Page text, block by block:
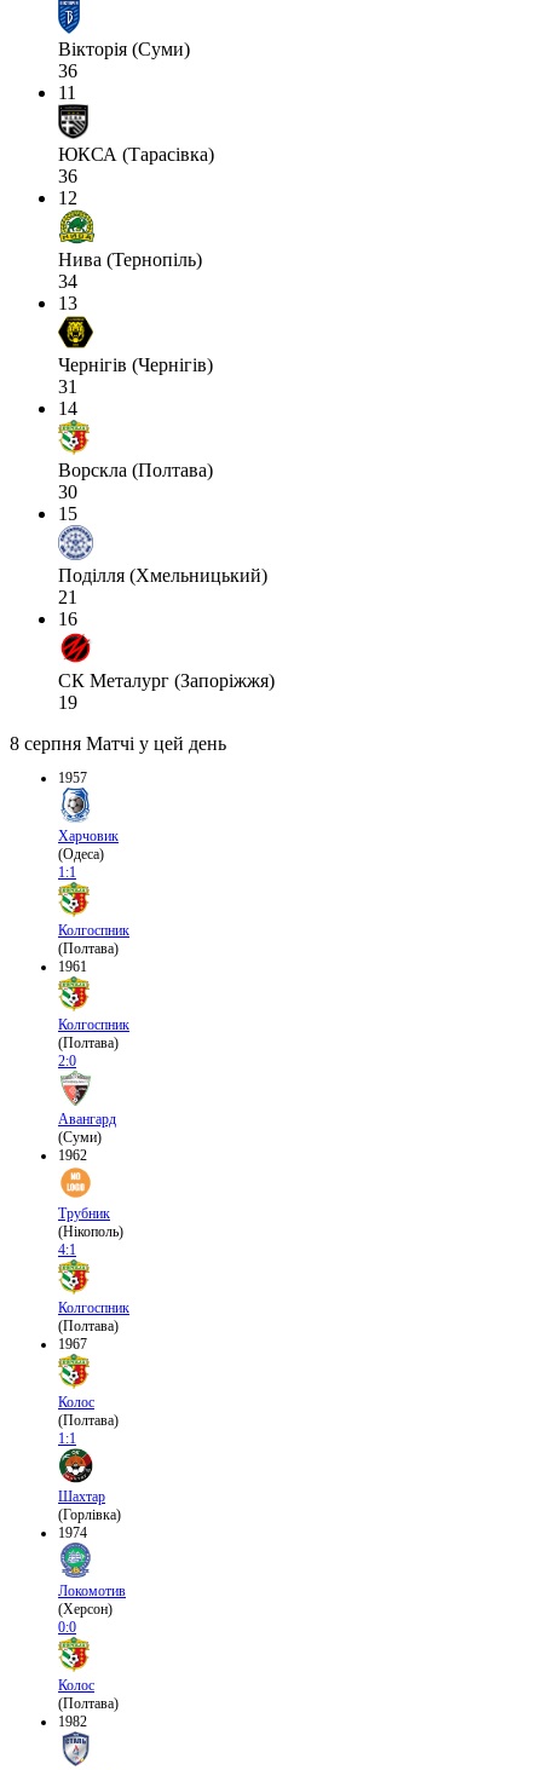
Вікторія (Суми)
36
11
ЮКСА (Тарасівка)
36
12
Нива (Тернопіль)
34
13
Чернігів (Чернігів)
31
14
Ворскла (Полтава)
30
15
Поділля (Хмельницький)
21
16
СК Металург (Запоріжжя)
19
8 серпня Матчі у цей день
1957
Харчовик
(Одеса)
1:1
Колгоспник
(Полтава)
1961
Колгоспник
(Полтава)
2:0
Авангард
(Суми)
1962
Трубник
(Нікополь)
4:1
Колгоспник
(Полтава)
1967
Колос
(Полтава)
1:1
Шахтар
(Горлівка)
1974
Локомотив
(Херсон)
0:0
Колос
(Полтава)
1982